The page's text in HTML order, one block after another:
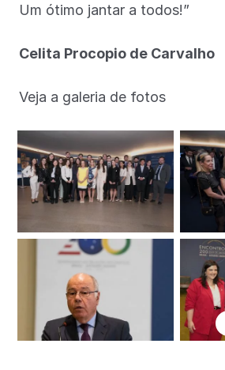
Um ótimo jantar a todos!”
Celita Procopio de Carvalho
Veja a galeria de fotos